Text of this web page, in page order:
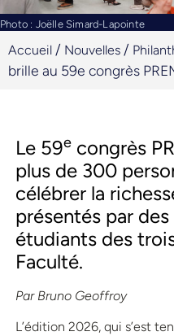
Photo : Joëlle Simard-Lapointe
Accueil / Nouvelles /
brille au 59e congrès
Le 59e congrès
plus de 300
célébrer la
présentés par
étudiants des
Faculté.
Par Bruno Geoffroy
L’édition 2026, qui s’est